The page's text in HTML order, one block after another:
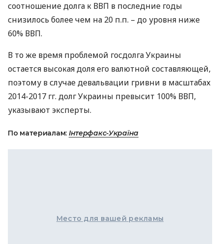
соотношение долга к ВВП в последние годы
снизилось более чем на 20 п.п. – до уровня ниже
60% ВВП.
В то же время проблемой госдолга Украины
остается высокая доля его валютной составляющей,
поэтому в случае девальвации гривни в масштабах
2014-2017 гг. долг Украины превысит 100% ВВП,
указывают эксперты.
По материалам: Інтерфакс-Україна
Место для вашей рекламы